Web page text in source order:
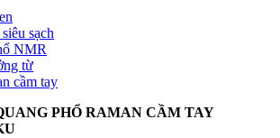
sạch
NMR
từ
cầm tay
PHỔ RAMAN CẦM TAY